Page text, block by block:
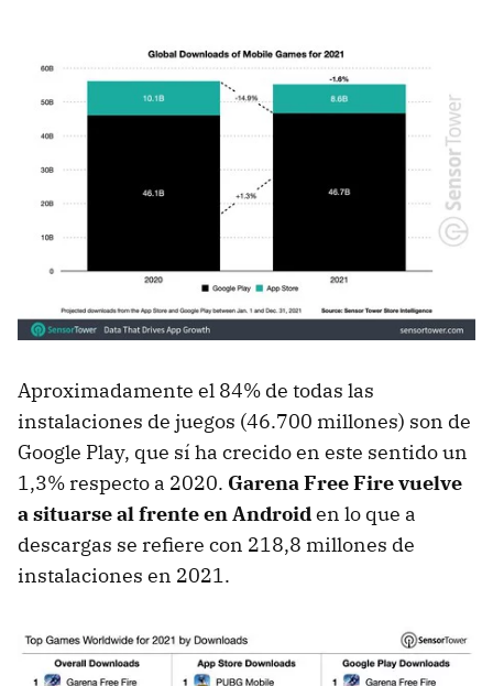
Aproximadamente el 84% de todas las
instalaciones de juegos (46.700 millones) son de
Google Play, que sí ha crecido en este sentido un
1,3% respecto a 2020. Garena Free Fire vuelve
a situarse al frente en Androiden lo que a
descargas se refiere con 218,8 millones de
instalaciones en 2021.